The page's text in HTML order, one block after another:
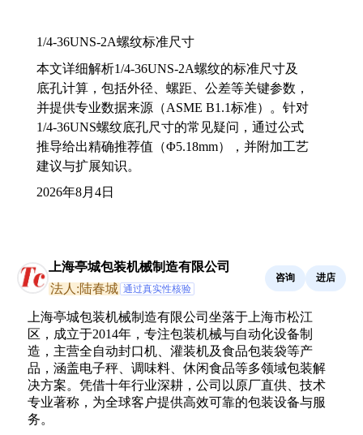
1/4-36UNS-2A螺纹标准尺寸
本文详细解析1/4-36UNS-2A螺纹的标准尺寸及
底孔计算，包括外径、螺距、公差等关键参数，
并提供专业数据来源（ASME B1.1标准）。针对
1/4-36UNS螺纹底孔尺寸的常见疑问，通过公式
推导给出精确推荐值（Φ5.18mm），并附加工艺
建议与扩展知识。
2026年8月4日
上海亭城包装机械制造有限公司
法人:陆春城 通过真实性核验
咨询 进店
上海亭城包装机械制造有限公司坐落于上海市松江
区，成立于2014年，专注包装机械与自动化设备制
造，主营全自动封口机、灌装机及食品包装袋等产
品，涵盖电子秤、调味料、休闲食品等多领域包装解
决方案。凭借十年行业深耕，公司以原厂直供、技术
专业著称，为全球客户提供高效可靠的包装设备与服
务。